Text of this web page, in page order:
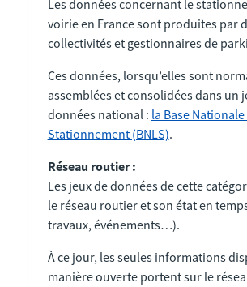
Les données concernant le
voirie en France sont produites par
collectivités et gestionnaires de
Ces données, lorsqu’elles sont
assemblées et consolidées dans un
données national : la Base
Stationnement (BNLS).
Réseau routier :
Les jeux de données de cette
le réseau routier et son état en
travaux, événements…).
À ce jour, les seules informations
manière ouverte portent sur le